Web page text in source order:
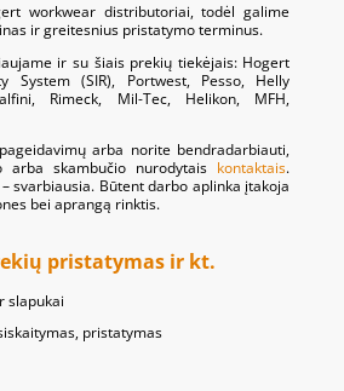
workwear distributoriai, todėl galime
ir greitesnius pristatymo terminus.
ir su šiais prekių tiekėjais: Hogert
System (SIR), Portwest, Pesso, Helly
Rimeck, Mil-Tec, Helikon, MFH,
arba norite bendradarbiauti,
arba skambučio nurodytais kontaktais.
svarbiausia. Būtent darbo aplinka įtakoja
bei aprangą rinktis.
pristatymas ir kt.
slapukai
pristatymas